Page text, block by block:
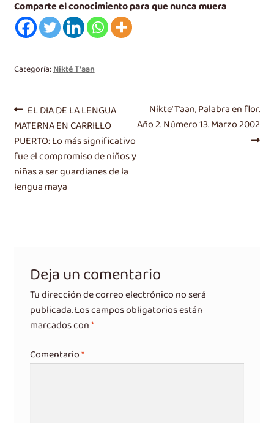
Comparte el conocimiento para que nunca muera
Categoría:Nikté T'aan
Navegación
de
entradas
Entrada
anterior:
EL DIA DE LA LENGUA
MATERNA EN CARRILLO
PUERTO: Lo más significativo
fue el compromiso de niños y
niñas a ser guardianes de la
lengua maya
Siguiente
entrada:
Nikte’ T’aan, Palabra en flor.
Año 2. Número 13. Marzo 2002
Deja un comentario
Tu dirección de correo electrónico no será
publicada.Los campos obligatorios están
marcados con*
Comentario*